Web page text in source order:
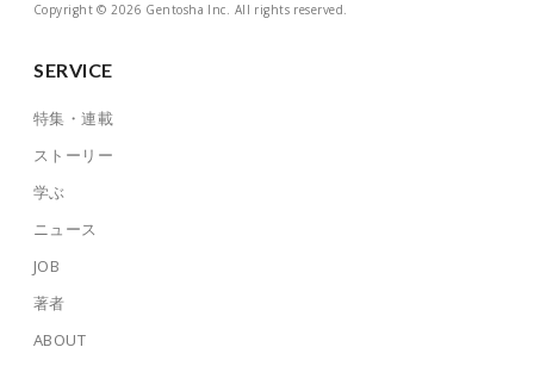
Copyright © 2026 Gentosha Inc. All rights reserved.
SERVICE
特集・連載
ストーリー
学ぶ
ニュース
JOB
著者
ABOUT